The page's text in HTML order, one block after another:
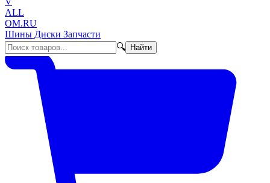
ALL
OM.RU
Шины Диски Запчасти
🔍
Найти